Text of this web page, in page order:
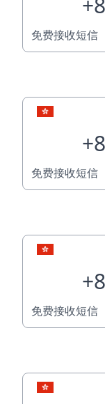
免费接收短信
免费接收短信
免费接收短信